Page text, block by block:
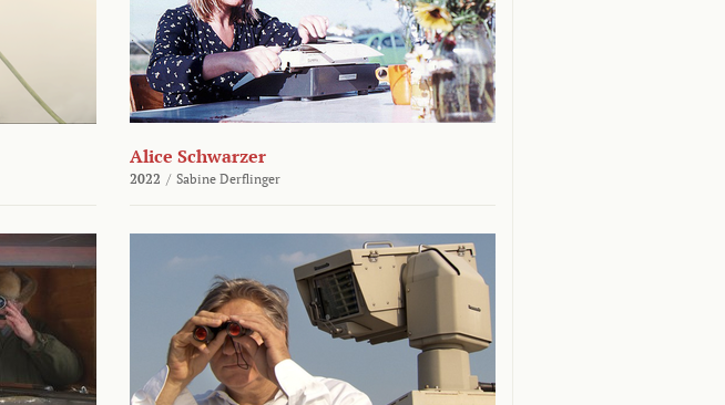
Alice Schwarzer
2022 / Sabine Derflinger